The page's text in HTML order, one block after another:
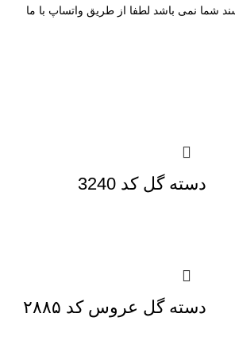
شما نمی باشد لطفا از طریق واتساپ با ما
دسته گل کد 3240
دسته گل عروس کد ۲۸۸۵